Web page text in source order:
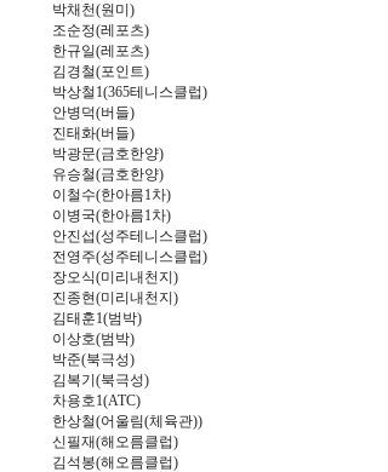
박채천(원미 )
조순정(레포츠)
한규일(레포츠)
김경철(포인트)
박상철 1(365테니스클럽)
안병덕(버들)
진태화(버들)
박광문(금호한양)
유승철(금호한양)
이철수(한아름1차)
이병국(한아름1차)
안진섭(성주테니스클럽)
전영주(성주테니스클럽)
장오식(미리내천지 )
진종현(미리내천지 )
김태훈1(범박)
이상호(범박)
박준(북극성)
김복기 (북극성)
차용호1(ATC)
한상철(어울림(체육관))
신필재(해오름클럽)
김석봉(해오름클럽)